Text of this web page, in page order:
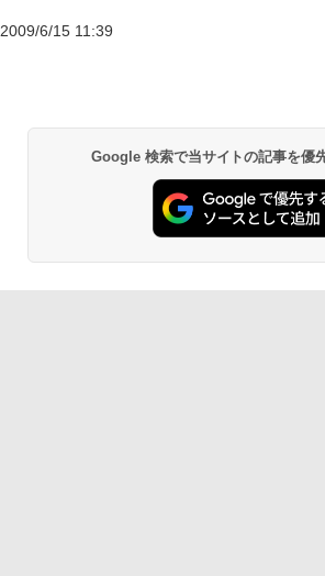
2009/6/15 11:39
Google 検索で当サイトの記事を優